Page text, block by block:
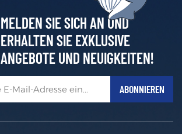
MELDEN SIE SICH AN UND
ERHALTEN SIE EXKLUSIVE
ANGEBOTE UND NEUIGKEITEN!